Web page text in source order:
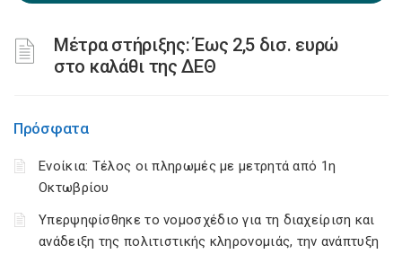
Μέτρα στήριξης: Έως 2,5 δισ. ευρώ
στο καλάθι της ΔΕΘ
Πρόσφατα
Ενοίκια: Τέλος οι πληρωμές με μετρητά από 1η
Οκτωβρίου
Υπερψηφίσθηκε το νομοσχέδιο για τη διαχείριση και
ανάδειξη της πολιτιστικής κληρονομιάς, την ανάπτυξη